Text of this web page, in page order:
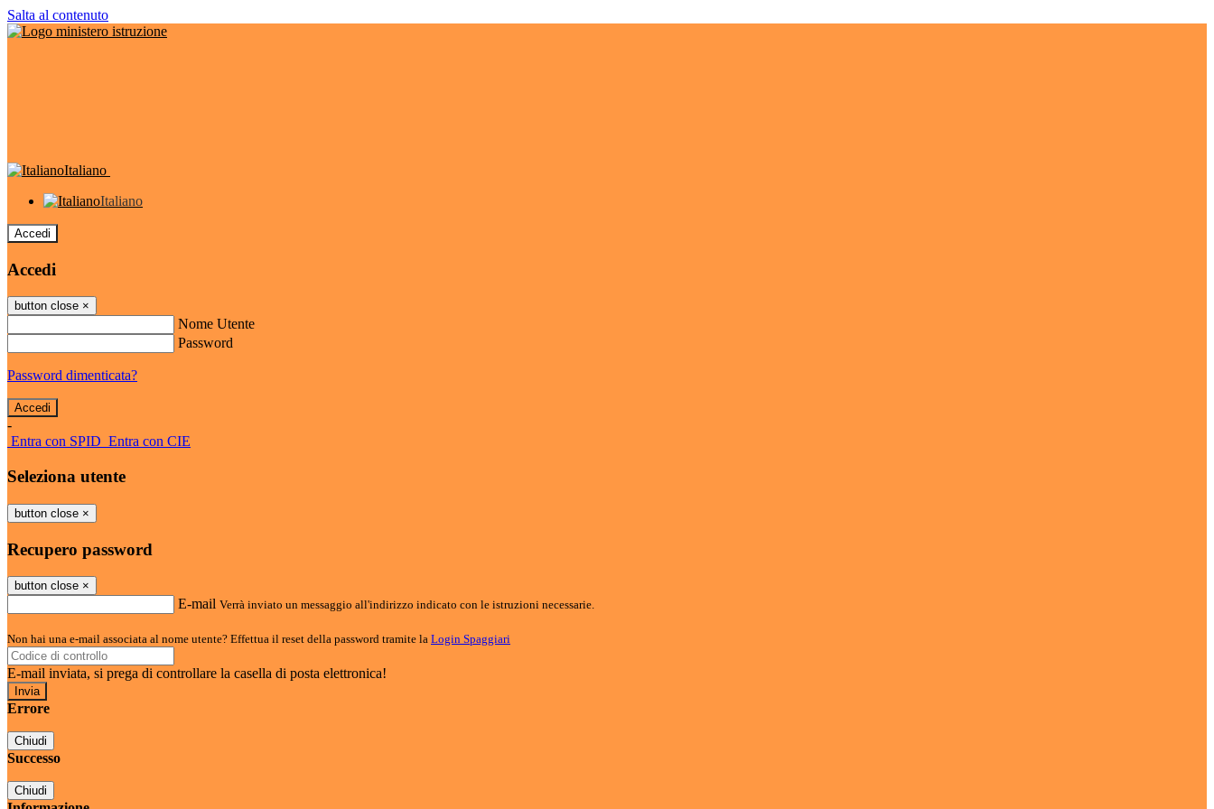
Salta al contenuto
Italiano
Italiano
Accedi
Accedi
button close ×
Nome Utente
Password
Password dimenticata?
-
Entra con SPID Entra con CIE
Seleziona utente
button close ×
Recupero password
button close ×
E-mail Verrà inviato un messaggio all'indirizzo indicato con le istruzioni necessarie.
Non hai una e-mail associata al nome utente? Effettua il reset della password tramite la Login Spaggiari
E-mail inviata, si prega di controllare la casella di posta elettronica!
Errore
Chiudi
Successo
Chiudi